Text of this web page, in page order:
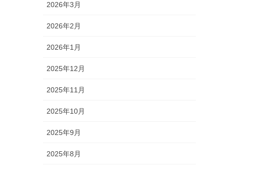
2026年3月
2026年2月
2026年1月
2025年12月
2025年11月
2025年10月
2025年9月
2025年8月